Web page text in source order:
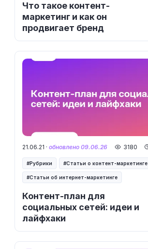
Что такое контент-
маркетинг и как он
продвигает бренд
Контент-план для
социальных сетей: идеи и
лайфхаки
21.06.21 · обновлено 09.06.26 3180
Рубрики Статьи о контент-маркетинге
Статьи об интернет-маркетинге